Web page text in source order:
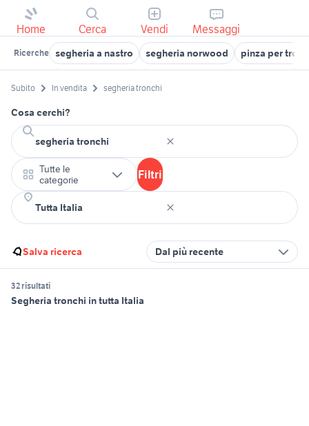
Home Cerca Vendi Messaggi
Ricerche segheria a nastro segheria norwood pinza per
Subito In vendita segheria tronchi
Cosa cerchi?
Tutte le
categorie
Filtri
Salva ricerca Dal più recente
32 risultati
Segheria tronchi in tutta Italia